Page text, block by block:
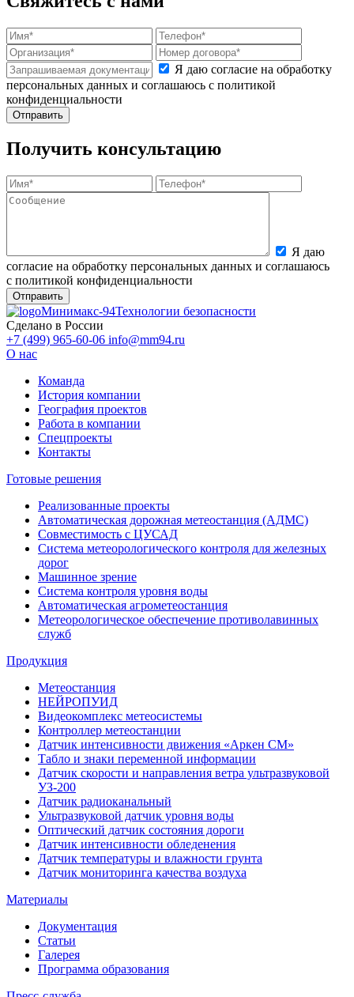
Я даю согласие на обработку
персональных данных и соглашаюсь с политикой
конфиденциальности
Получить консультацию
Я даю
согласие на обработку персональных данных и соглашаюсь
с политикой конфиденциальности
Минимакс-94Технологии безопасности
Сделано в России
+7 (499) 965-60-06 info@mm94.ru
О нас
Команда
История компании
География проектов
Работа в компании
Спецпроекты
Контакты
Готовые решения
Реализованные проекты
Автоматическая дорожная метеостанция (АДМС)
Совместимость с ЦУСАД
Система метеорологического контроля для железных
дорог
Машинное зрение
Система контроля уровня воды
Автоматическая агрометеостанция
Метеорологическое обеспечение противолавинных
служб
Продукция
Метеостанция
НЕЙРОПУИД
Видеокомплекс метеосистемы
Контроллер метеостанции
Датчик интенсивности движения «Аркен СМ»
Табло и знаки переменной информации
Датчик скорости и направления ветра ультразвуковой
УЗ-200
Датчик радиоканальный
Ультразвуковой датчик уровня воды
Оптический датчик состояния дороги
Датчик интенсивности обледенения
Датчик температуры и влажности грунта
Датчик мониторинга качества воздуха
Материалы
Документация
Статьи
Галерея
Программа образования